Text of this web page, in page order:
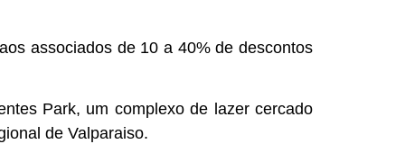
associados de 10 a 40% de descontos
Park, um complexo de lazer cercado
de Valparaiso.